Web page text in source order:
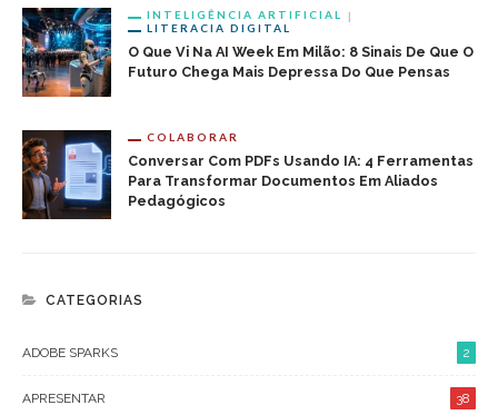
INTELIGÊNCIA ARTIFICIAL
LITERACIA DIGITAL
O Que Vi Na AI Week Em Milão: 8 Sinais De Que O
Futuro Chega Mais Depressa Do Que Pensas
COLABORAR
Conversar Com PDFs Usando IA: 4 Ferramentas
Para Transformar Documentos Em Aliados
Pedagógicos
CATEGORIAS
ADOBE SPARKS 2
APRESENTAR 38